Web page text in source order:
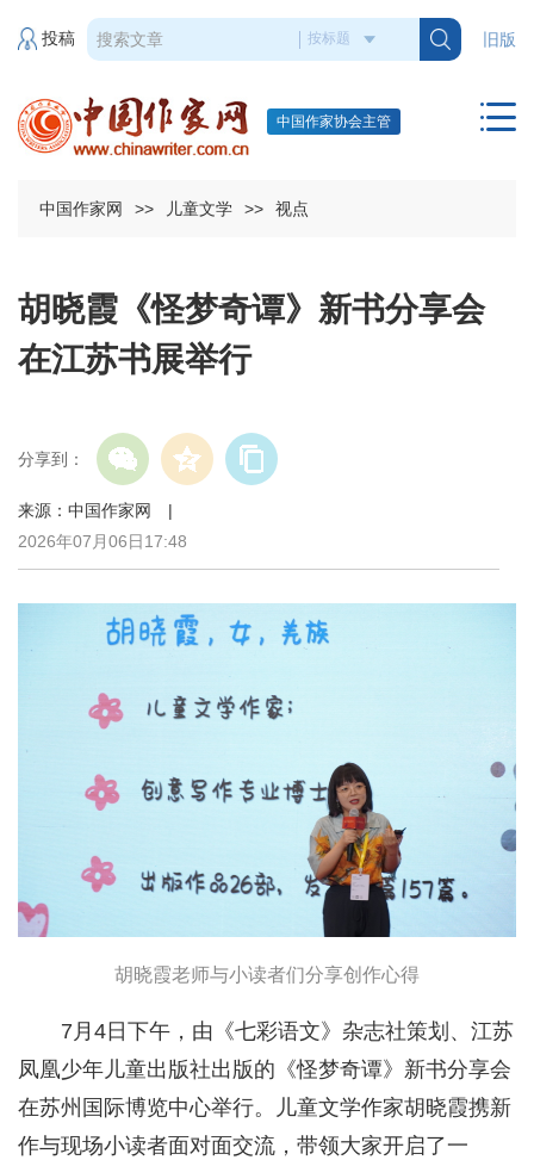
旧版
投稿
中国作家协会主管
中国作家网 >> 儿童文学 >> 视点
胡晓霞《怪梦奇谭》新书分享会
在江苏书展举行
分享到：
来源：中国作家网 |
2026年07月06日17:48
胡晓霞老师与小读者们分享创作心得
7月4日下午，由《七彩语文》杂志社策划、江苏
凤凰少年儿童出版社出版的《怪梦奇谭》新书分享会
在苏州国际博览中心举行。儿童文学作家胡晓霞携新
作与现场小读者面对面交流，带领大家开启了一